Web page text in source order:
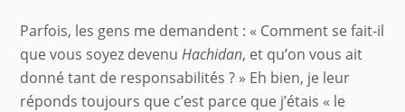
Parfois, les gens me demandent : « Comment se fait-il
que vous soyez devenuHachidan, et qu’on vous ait
donné tant de responsabilités ? » Eh bien, je leur
réponds toujours que c’est parce que j’étais « le